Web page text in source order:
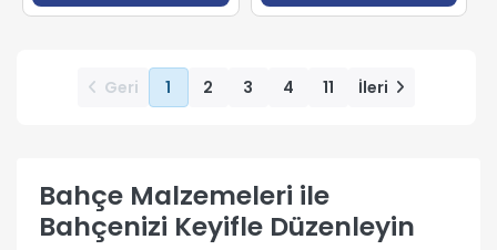
Geri 1 2 3 4 11 İleri
Bahçe Malzemeleri ile
Bahçenizi Keyifle Düzenleyin